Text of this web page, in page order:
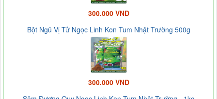
300.000 VND
Bột Ngũ Vị Tử Ngọc Linh Kon Tum Nhật Trường 500g
300.000 VND